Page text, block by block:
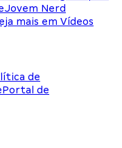
Jovem Nerd
mais em Vídeos
de
Portal de